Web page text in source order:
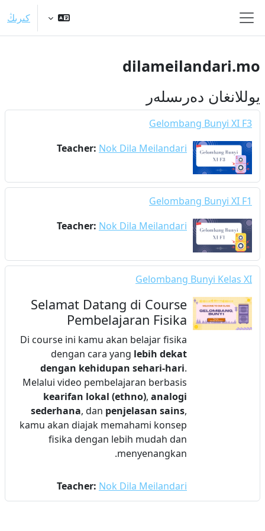
Side panel
كىرىڭ
dilameilandari.mo
يوللانغان دەرىسلەر
Gelombang Bunyi XI F3
Teacher: Nok Dila Meilandari
Gelombang Bunyi XI F1
Teacher: Nok Dila Meilandari
Gelombang Bunyi Kelas XI
Selamat Datang di Course
Pembelajaran Fisika
Di course ini kamu akan belajar fisika
dengan cara yang lebih dekat
dengan kehidupan sehari-hari.
Melalui video pembelajaran berbasis
kearifan lokal (ethno), analogi
sederhana, dan penjelasan sains,
kamu akan diajak memahami konsep
fisika dengan lebih mudah dan
menyenangkan.
Teacher: Nok Dila Meilandari